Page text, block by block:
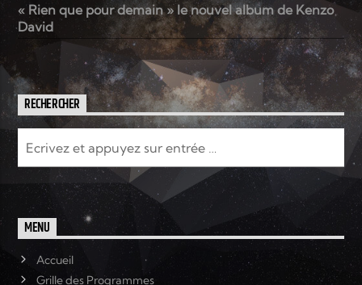
« Rien que pour demain » le nouvel album de Kenzo
David
RECHERCHER
MENU
Accueil
Grille des Programmes